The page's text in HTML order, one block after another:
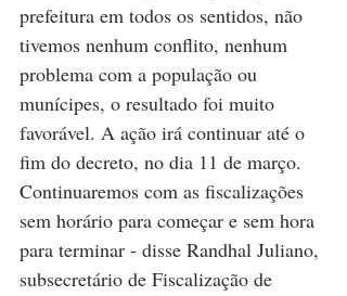
prefeitura em todos os sentidos, não
tivemos nenhum conflito, nenhum
problema com a população ou
munícipes, o resultado foi muito
favorável. A ação irá continuar até o
fim do decreto, no dia 11 de março.
Continuaremos com as fiscalizações
sem horário para começar e sem hora
para terminar - disse Randhal Juliano,
subsecretário de Fiscalização de